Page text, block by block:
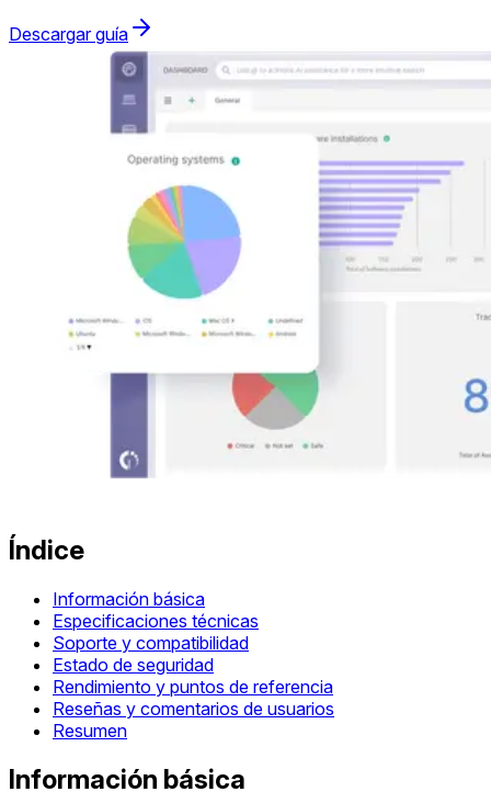
Descargar guía
Índice
Información básica
Especificaciones técnicas
Soporte y compatibilidad
Estado de seguridad
Rendimiento y puntos de referencia
Reseñas y comentarios de usuarios
Resumen
Información básica